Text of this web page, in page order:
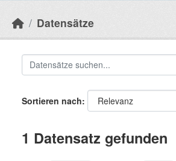
Datensätze
Sortieren nach
1 Datensatz gefunden